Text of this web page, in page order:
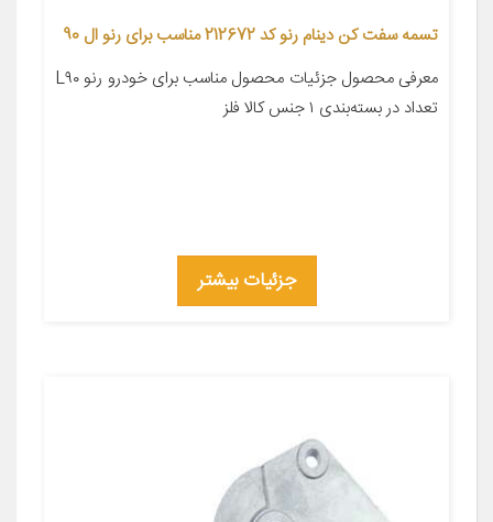
تسمه سفت کن دینام رنو کد 212672 مناسب برای رنو ال 90
معرفی محصول جزئیات محصول مناسب برای خودرو رنو L۹۰
تعداد در بسته‌بندی ۱ جنس کالا فلز
جزئیات بیشتر